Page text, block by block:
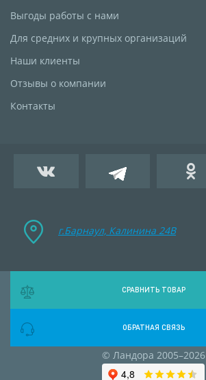
Выгоды работы с нами
Для средних и крупных организаций
Наши клиенты
Отзывы о компании
Контакты
г.Барнаул, Калинина 24B
© Ландора 2005–2026
СРАВНИТЬ ТОВАР
ОБРАТНАЯ СВЯЗЬ